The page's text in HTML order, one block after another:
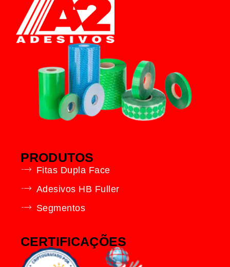
PRODUTOS
Fitas Dupla Face
Adesivos HB Fuller
Segmentos
CERTIFICAÇÕES